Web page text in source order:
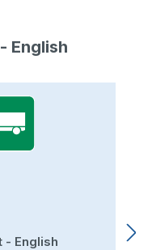
English
- English